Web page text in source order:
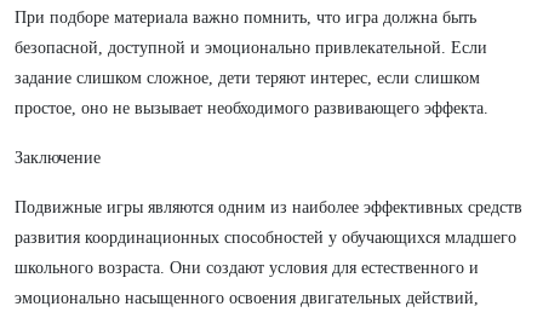
При подборе материала важно помнить, что игра должна быть
безопасной, доступной и эмоционально привлекательной. Если
задание слишком сложное, дети теряют интерес, если слишком
простое, оно не вызывает необходимого развивающего эффекта.
Заключение
Подвижные игры являются одним из наиболее эффективных средств
развития координационных способностей у обучающихся младшего
школьного возраста. Они создают условия для естественного и
эмоционально насыщенного освоения двигательных действий,